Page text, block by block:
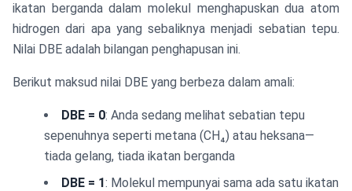
ikatan berganda dalam molekul menghapuskan dua atom
hidrogen dari apa yang sebaliknya menjadi sebatian tepu.
Nilai DBE adalah bilangan penghapusan ini.
Berikut maksud nilai DBE yang berbeza dalam amali:
DBE = 0: Anda sedang melihat sebatian tepu
sepenuhnya seperti metana (CH₄) atau heksana—
tiada gelang, tiada ikatan berganda
DBE = 1: Molekul mempunyai sama ada satu ikatan